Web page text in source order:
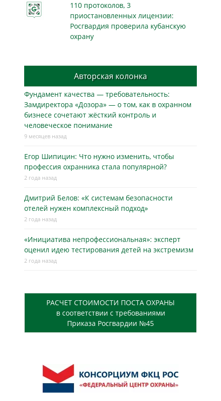
110 протоколов, 3
приостановленных лицензии:
Росгвардия проверила кубанскую
охрану
Авторская колонка
Фундамент качества — требовательность:
Замдиректора «Дозора» — о том, как в охранном
бизнесe сочетают жёсткий контроль и
человеческое понимание
9 месяцев назад
Егор Шипицин: Что нужно изменить, чтобы
профессия охранника стала популярной?
2 года назад
Дмитрий Белов: «К системам безопасности
отелей нужен комплексный подход»
2 года назад
«Инициатива непрофессиональная»: эксперт
оценил идею тестирования детей на экстремизм
2 года назад
РАСЧЕТ СТОИМОСТИ ПОСТА ОХРАНЫ
в соответствии с требованиями
Приказа Росгвардии №45